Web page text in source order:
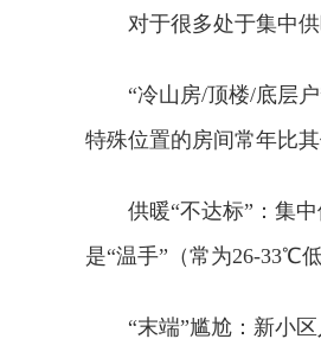
对于很多处于集中
‌“冷山房/顶楼/底层
特殊位置的房间常年比
供暖“不达标”：‌集
是“温手”（常为26-33℃
‌“末端”尴尬：‌新小